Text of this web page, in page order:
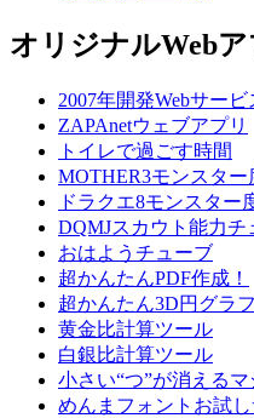
オリジナルWebア
2007年開発Webサービ
ZAPAnetウェブアプリ
トイレで過ごす時間
MOTHER3モンスター
ドラクエ8モンスター
DQMJスカウト能力チ
おはようチューブ
超かんたんPDF作成！
超かんたん3D円グラ
黄金比計算ツール
白銀比計算ツール
小さい“つ”が消えるマ
めんまフォントお試し